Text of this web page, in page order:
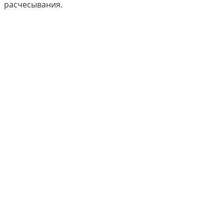
расчесывания.